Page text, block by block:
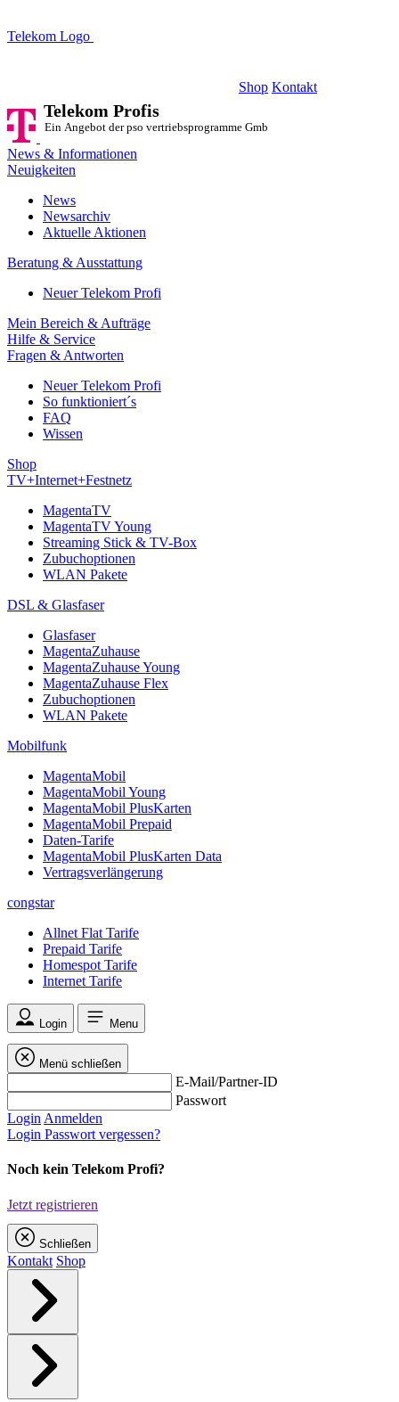
Telekom Logo
Shop Kontakt
Telekom Profis
Ein Angebot der pso vertriebsprogramme GmbH
News & Informationen
Neuigkeiten
News
Newsarchiv
Aktuelle Aktionen
Beratung & Ausstattung
Neuer Telekom Profi
Mein Bereich & Aufträge
Hilfe & Service
Fragen & Antworten
Neuer Telekom Profi
So funktioniert´s
FAQ
Wissen
Shop
TV+Internet+Festnetz
MagentaTV
MagentaTV Young
Streaming Stick & TV-Box
Zubuchoptionen
WLAN Pakete
DSL & Glasfaser
Glasfaser
MagentaZuhause
MagentaZuhause Young
MagentaZuhause Flex
Zubuchoptionen
WLAN Pakete
Mobilfunk
MagentaMobil
MagentaMobil Young
MagentaMobil PlusKarten
MagentaMobil Prepaid
Daten-Tarife
MagentaMobil PlusKarten Data
Vertragsverlängerung
congstar
Allnet Flat Tarife
Prepaid Tarife
Homespot Tarife
Internet Tarife
Login Menu
Menü schließen
E-Mail/Partner-ID
Passwort
Login Anmelden
Login Passwort vergessen?
Noch kein Telekom Profi?
Jetzt registrieren
Schließen
Kontakt Shop